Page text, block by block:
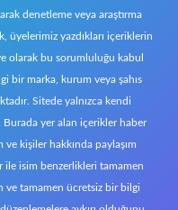
denetleme veya araştırma
üyelerimiz yazdıkları içeriklerin
olarak bu sorumluluğu kabul
bir marka, kurum veya şahıs
Sitede yalnızca kendi
Burada yer alan içerikler haber
kişiler hakkında paylaşım
ile isim benzerlikleri tamamen
ve tamamen ücretsiz bir bilgi